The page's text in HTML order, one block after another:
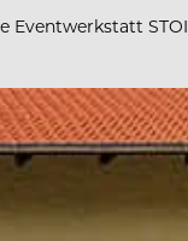
Eventwerkstatt STOI